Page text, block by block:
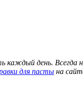
день. Всегда
для пасты на